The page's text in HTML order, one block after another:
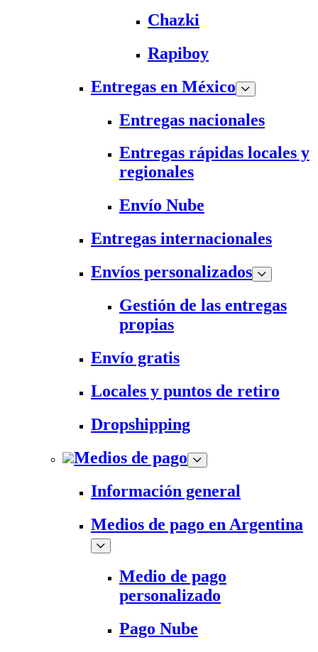
Chazki
Rapiboy
Entregas en México
Entregas nacionales
Entregas rápidas locales y
regionales
Envío Nube
Entregas internacionales
Envíos personalizados
Gestión de las entregas
propias
Envío gratis
Locales y puntos de retiro
Dropshipping
Medios de pago
Información general
Medios de pago en Argentina
Medio de pago
personalizado
Pago Nube